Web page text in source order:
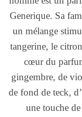
Generique. Sa
un mélange
tangerine, le
cœur du
gingembre, de
de fond de teck,
une touche